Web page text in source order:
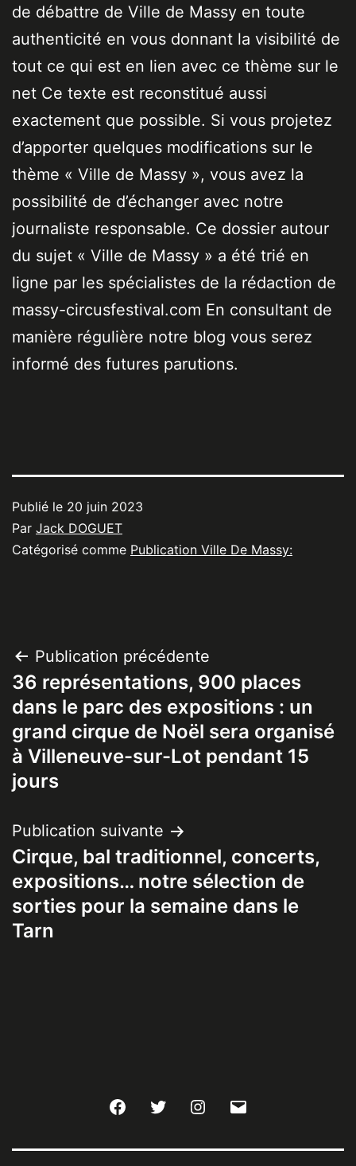
de débattre de Ville de Massy en toute
authenticité en vous donnant la visibilité de
tout ce qui est en lien avec ce thème sur le
net Ce texte est reconstitué aussi
exactement que possible. Si vous projetez
d’apporter quelques modifications sur le
thème « Ville de Massy », vous avez la
possibilité de d’échanger avec notre
journaliste responsable. Ce dossier autour
du sujet « Ville de Massy » a été trié en
ligne par les spécialistes de la rédaction de
massy-circusfestival.com En consultant de
manière régulière notre blog vous serez
informé des futures parutions.
Publié le 20 juin 2023
Par Jack DOGUET
Catégorisé comme Publication Ville De Massy:
Navigation
de
l’article
Publication précédente
36 représentations, 900 places
dans le parc des expositions : un
grand cirque de Noël sera organisé
à Villeneuve-sur-Lot pendant 15
jours
Publication suivante
Cirque, bal traditionnel, concerts,
expositions… notre sélection de
sorties pour la semaine dans le
Tarn
FacebookTwitter Instagram